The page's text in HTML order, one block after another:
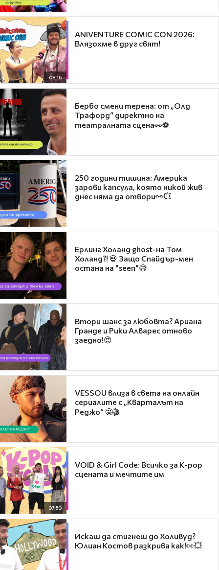
08:16
ANIVENTURE COMIC CON 2026:
Влязохме в друг свят!
Бербо смени терена: от „Олд
Трафорд“ директно на
театралната сцена👀⚽
250 години тишина: Америка
зарови капсула, която никой жив
днес няма да отвори👀💥
Ерлинг Холанд ghost-на Том
Холанд?! 💀 Защо Спайдър-мен
остана на "seen"😅
Втори шанс за любовта? Ариана
Гранде и Рики Алварес отново
заедно!😍
VESSOU влиза в света на онлайн
сериалите с „Кварталът на
Реджо“ 🤩🎬
07:50
VOID & Girl Code: Всичко за K-pop
сцената и мечтите им
Искаш да стигнеш до Холивуд?
Юлиан Костов разкрива как!👀💥